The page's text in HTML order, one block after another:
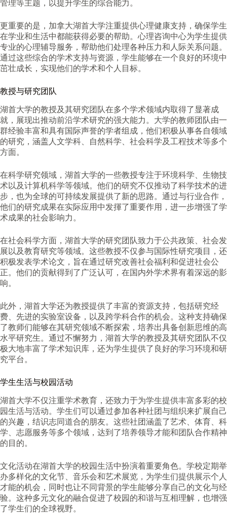
管理等主题，以提升学生的综合能力。
更重要的是，加拿大湖首大学注重提供心理健康支持，确保学生
在学业和生活中都能获得必要的帮助。心理咨询中心为学生提供
专业的心理辅导服务，帮助他们处理各种压力和人际关系问题。
通过这些综合的学术支持与资源，学生能够在一个良好的环境中
茁壮成长，实现他们的学术和个人目标。
教授与研究团队
湖首大学的教授及其研究团队在多个学术领域内取得了显著成
就，展现出推动前沿学术研究的强大能力。大学的教师团队由一
群经验丰富和具有国际声誉的学者组成，他们积极从事各自领域
的研究，涵盖人文学科、自然科学、社会科学及工程技术等多个
方面。
在科学研究领域，湖首大学的一些教授专注于环境科学、生物技
术以及计算机科学等领域。他们的研究不仅推动了科学技术的进
步，也为全球的可持续发展提供了新的思路。通过与行业合作，
他们的研究成果在实际应用中发揮了重要作用，进一步增强了学
术成果的社会影响力。
在社会科学方面，湖首大学的研究团队致力于公共政策、社会发
展以及教育研究等领域。这些教授不仅参与国际性研究项目，还
积极发表学术论文，旨在通过研究改善社会福利和促进社会公
正。他们的贡献得到了广泛认可，在国内外学术界有着深远的影
响。
此外，湖首大学还为教授提供了丰富的资源支持，包括研究经
费、先进的实验室设备，以及跨学科合作的机会。这种支持确保
了教师们能够在其研究领域不断探索，培养出具备创新思维的高
水平研究生。通过不懈努力，湖首大学的教授及其研究团队不仅
极大地丰富了学术知识库，还为学生提供了良好的学习环境和研
究平台。
学生生活与校园活动
湖首大学不仅注重学术教育，还致力于为学生提供丰富多彩的校
园生活与活动。学生们可以通过参加各种社团与组织来扩展自己
的兴趣，结识志同道合的朋友。这些社团涵盖了艺术、体育、科
学、志愿服务等多个领域，达到了培养领导才能和团队合作精神
的目的。
文化活动在湖首大学的校园生活中扮演着重要角色。学校定期举
办多样化的文化节、音乐会和艺术展览，为学生们提供展示个人
才能的机会，同时也让不同背景的学生能够分享自己的文化与经
验。这种多元文化的融合促进了校园的和谐与互相理解，也增强
了学生们的全球视野。